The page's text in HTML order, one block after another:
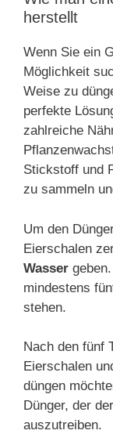
herstellt
Wenn Sie ein
Möglichkeit
Weise zu
perfekte
zahlreiche
Stickstoff und
zu sammeln
Um den
Eierschalen
Wasser
mindestens
stehen.
Nach den fünf
Eierschalen
düngen
Dünger, der
auszutreiben.